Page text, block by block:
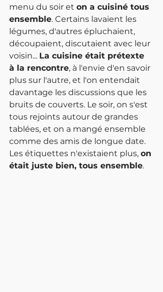
menu du soir et on a cuisiné tous
ensemble. Certains lavaient les
légumes, d'autres épluchaient,
découpaient, discutaient avec leur
voisin... La cuisine était prétexte
à la rencontre, à l'envie d'en savoir
plus sur l'autre, et l'on entendait
davantage les discussions que les
bruits de couverts. Le soir, on s'est
tous rejoints autour de grandes
tablées, et on a mangé ensemble
comme des amis de longue date.
Les étiquettes n'existaient plus, on
était juste bien, tous ensemble.